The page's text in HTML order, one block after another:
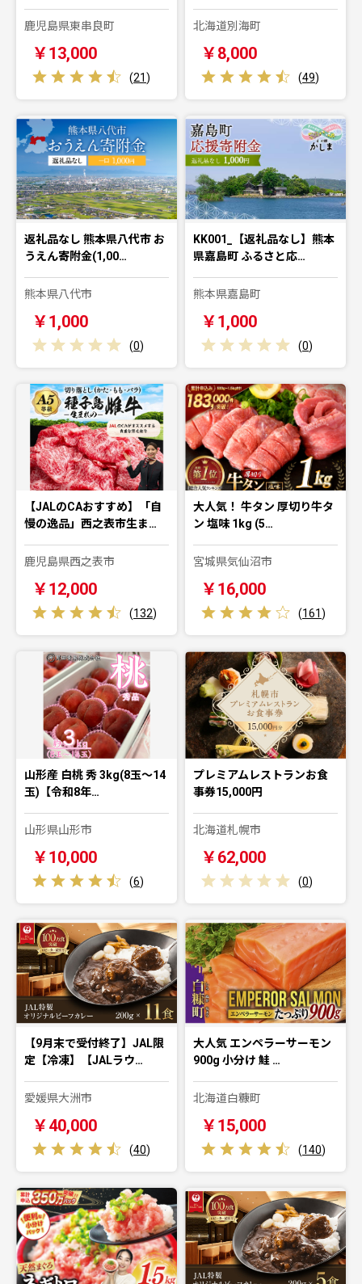
鹿児島県東串良町
￥13,000
(21)
北海道別海町
￥8,000
(49)
返礼品なし 熊本県八代市 お
うえん寄附金(1,00…
熊本県八代市
￥1,000
(0)
KK001_【返礼品なし】熊本
県嘉島町 ふるさと応…
熊本県嘉島町
￥1,000
(0)
【JALのCAおすすめ】「自
慢の逸品」西之表市生ま…
鹿児島県西之表市
￥12,000
(132)
大人気！ 牛タン 厚切り牛タ
ン 塩味 1kg (5…
宮城県気仙沼市
￥16,000
(161)
山形産 白桃 秀 3kg(8玉～14
玉)【令和8年…
山形県山形市
￥10,000
(6)
プレミアムレストランお食
事券15,000円
北海道札幌市
￥62,000
(0)
【9月末で受付終了】JAL限
定【冷凍】【JALラウ…
愛媛県大洲市
￥40,000
(40)
大人気 エンペラーサーモン
900g 小分け 鮭 …
北海道白糠町
￥15,000
(140)